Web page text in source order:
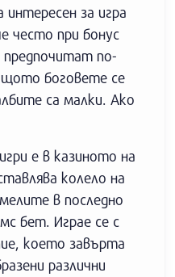
за игра
често при бонус
по-
боговете се
са малки. Ако
е в казиното на
колело на
в последно
бет. Играе се с
което завърта
различни